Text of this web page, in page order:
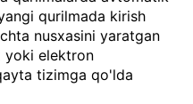
qurilmada kirish
nusxasini yaratgan
yoki elektron
tizimga qo'lda